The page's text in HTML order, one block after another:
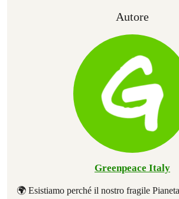
Autore
Greenpeace Italy
🌍 Esistiamo perché il nostro fragile